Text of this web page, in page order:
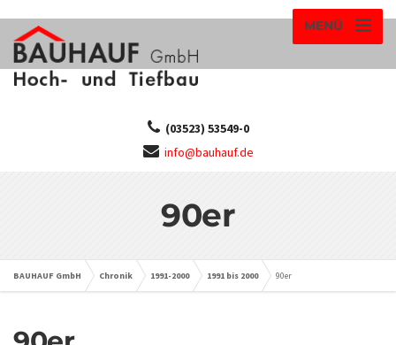
MENÜ
(03523) 53549-0
info@bauhauf.de
90er
BAUHAUF GmbH Chronik 1991-2000 1991 bis 2000 90er